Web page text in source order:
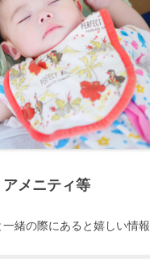
メニティ等
緒の際にあると嬉しい情報